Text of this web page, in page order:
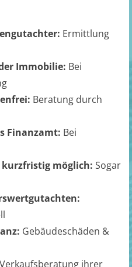
Ermittlung
Immobilie: Bei
Beratung durch
Finanzamt: Bei
möglich: Sogar
Gebäudeschäden &
Verkaufsberatung ihrer